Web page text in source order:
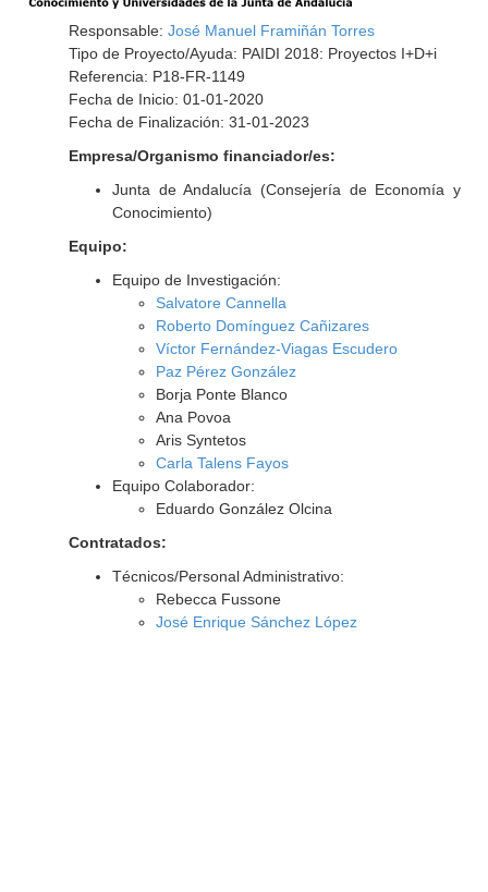
Responsable: José Manuel Framiñán Torres
Tipo de Proyecto/Ayuda: PAIDI 2018: Proyectos I+D+i
Referencia: P18-FR-1149
Fecha de Inicio: 01-01-2020
Fecha de Finalización: 31-01-2023
Empresa/Organismo financiador/es:
Junta de Andalucía (Consejería de Economía y
Conocimiento)
Equipo:
Equipo de Investigación:
Salvatore Cannella
Roberto Domínguez Cañizares
Víctor Fernández-Viagas Escudero
Paz Pérez González
Borja Ponte Blanco
Ana Povoa
Aris Syntetos
Carla Talens Fayos
Equipo Colaborador:
Eduardo González Olcina
Contratados:
Técnicos/Personal Administrativo:
Rebecca Fussone
José Enrique Sánchez López